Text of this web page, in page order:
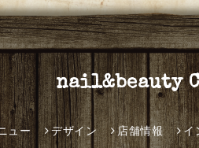
nail&beauty
ュー デザイン 店舗情報 イ